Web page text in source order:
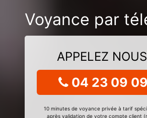
Voyance par
APPELEZ
04 23 09
10 minutes de voyance privée à tarif
après validation de votre compte client